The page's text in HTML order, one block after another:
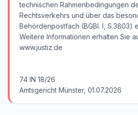
technischen Rahmenbedingungen
Rechtsverkehrs und über das
Behördenpostfach (BGBl. I, S.3803)
Weitere Informationen erhalten Sie
www.justiz.de
74 IN 18/26
Amtsgericht Münster, 01.07.2026